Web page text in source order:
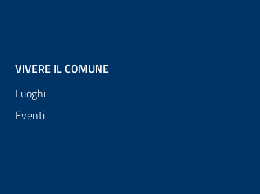
VIVERE IL COMUNE
Luoghi
Eventi